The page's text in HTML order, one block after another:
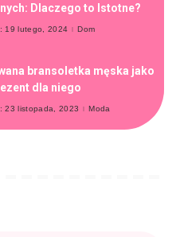
Dlaczego to Istotne?
19 lutego, 2024 Dom
bransoletka męska jako
dla niego
23 listopada, 2023 Moda